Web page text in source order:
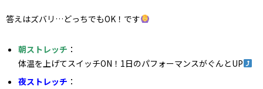
答えはズバリ…どっちでもOK！です
朝ストレッチ ：
体温を上げてスイッチON！1日のパフォーマンスがぐんとUP
夜ストレッチ ：